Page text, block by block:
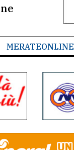
MERATEONLINE